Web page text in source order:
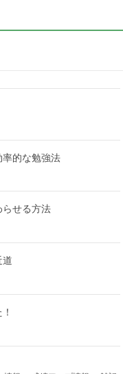
的な勉強法
らせる方法
道